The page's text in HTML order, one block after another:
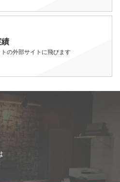
績
の外部サイトに飛びます